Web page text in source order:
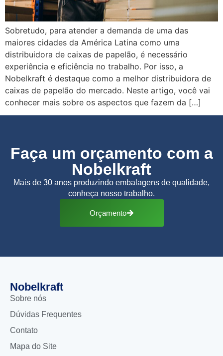
Sobretudo, para atender a demanda de uma das
maiores cidades da América Latina como uma
distribuidora de caixas de papelão, é necessário
experiência e eficiência no trabalho. Por isso, a
Nobelkraft é destaque como a melhor distribuidora de
caixas de papelão do mercado. Neste artigo, você vai
conhecer mais sobre os aspectos que fazem da […]
Faça um orçamento com a
Nobelkraft
Mais de 30 anos produzindo embalagens de qualidade,
conheça nosso trabalho.
Orçamento
Nobelkraft
Sobre nós
Dúvidas Frequentes
Contato
Mapa do Site